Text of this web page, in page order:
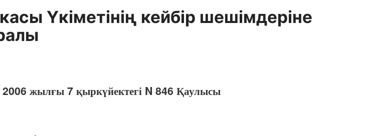
Yкiметiнiң кейбiр шешiмдерiне
2006 жылғы 7 қыркүйектегі N 846 Қаулысы